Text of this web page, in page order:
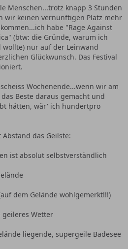
Menschen...trotz knapp 3 Stunden
wir keinen vernünftigen Platz mehr
habe "Rage Against
(btw: die Gründe, warum ich
nur auf der Leinwand
Glückwunsch. Das Festival
Wochenende...wenn wir am
Beste daraus gemacht und
hätten, wär' ich hundertpro
das Geilste:
ist absolut selbstverständlich
dem Gelände wohlgemerkt!!!)
geileres Wetter
liegende, supergeile Badesee